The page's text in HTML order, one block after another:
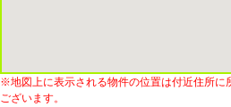
※地図上に表示される物件の位置は付近住所に
ございます。